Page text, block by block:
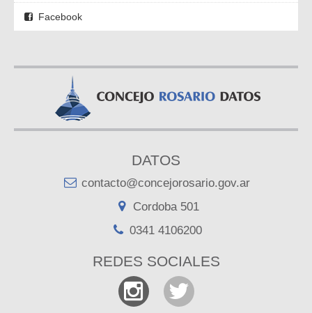
Facebook
DATOS
contacto@concejorosario.gov.ar
Cordoba 501
0341 4106200
REDES SOCIALES